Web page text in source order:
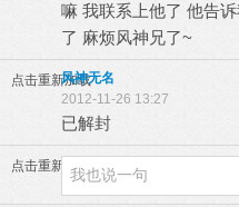
嘛 我联系上他了 他告
了 麻烦风神兄了~
点击重新加载
风神无名
2012-11-26 13:27
已解封
点击重新加载